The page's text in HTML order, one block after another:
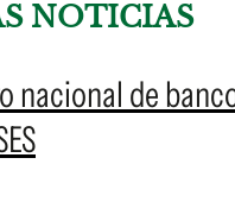
NOTICIAS
nacional de